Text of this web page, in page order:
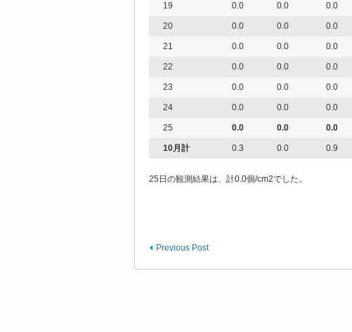
19 0.0 0.0 0.0
20 0.0 0.0 0.0
21 0.0 0.0 0.0
22 0.0 0.0 0.0
23 0.0 0.0 0.0
24 0.0 0.0 0.0
25 0.0 0.0 0.0
10月計 0.3 0.0 0.9
25日の観測結果は、計0.0個/cm2でした。
Previous Post